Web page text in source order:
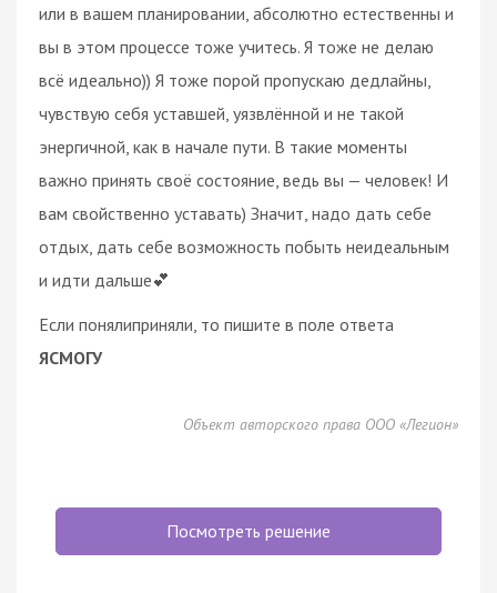
или в вашем планировании, абсолютно естественны и
вы в этом процессе тоже учитесь. Я тоже не делаю
всё идеально)) Я тоже порой пропускаю дедлайны,
чувствую себя уставшей, уязвлённой и не такой
энергичной, как в начале пути. В такие моменты
важно принять своё состояние, ведь вы — человек! И
вам свойственно уставать) Значит, надо дать себе
отдых, дать себе возможность побыть неидеальным
и идти дальше💕
Если понялиприняли, то пишите в поле ответа
ЯСМОГУ
Объект авторского права ООО «Легион»
Посмотреть решение